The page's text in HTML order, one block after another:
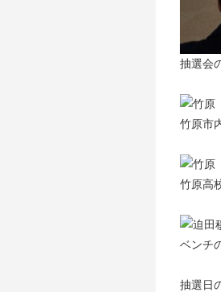
抽選会
竹原市
竹原高
ベンチ
抽選日